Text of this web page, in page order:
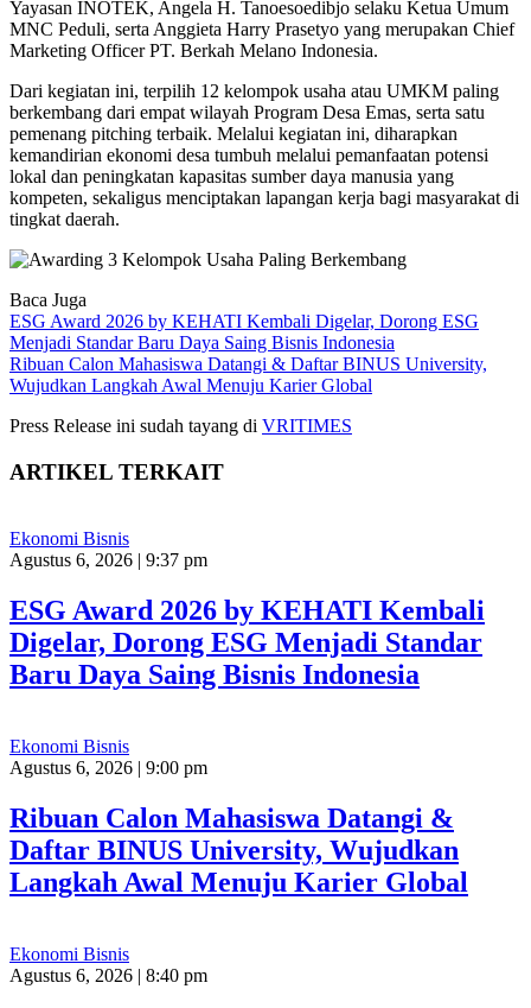
Yayasan INOTEK, Angela H. Tanoesoedibjo selaku Ketua Umum
MNC Peduli, serta Anggieta Harry Prasetyo yang merupakan Chief
Marketing Officer PT. Berkah Melano Indonesia.
Dari kegiatan ini, terpilih 12 kelompok usaha atau UMKM paling
berkembang dari empat wilayah Program Desa Emas, serta satu
pemenang pitching terbaik. Melalui kegiatan ini, diharapkan
kemandirian ekonomi desa tumbuh melalui pemanfaatan potensi
lokal dan peningkatan kapasitas sumber daya manusia yang
kompeten, sekaligus menciptakan lapangan kerja bagi masyarakat di
tingkat daerah.
Baca Juga
ESG Award 2026 by KEHATI Kembali Digelar, Dorong ESG
Menjadi Standar Baru Daya Saing Bisnis Indonesia
Ribuan Calon Mahasiswa Datangi & Daftar BINUS University,
Wujudkan Langkah Awal Menuju Karier Global
Press Release ini sudah tayang di VRITIMES
ARTIKEL TERKAIT
Ekonomi Bisnis
Agustus 6, 2026 | 9:37 pm
ESG Award 2026 by KEHATI Kembali
Digelar, Dorong ESG Menjadi Standar
Baru Daya Saing Bisnis Indonesia
Ekonomi Bisnis
Agustus 6, 2026 | 9:00 pm
Ribuan Calon Mahasiswa Datangi &
Daftar BINUS University, Wujudkan
Langkah Awal Menuju Karier Global
Ekonomi Bisnis
Agustus 6, 2026 | 8:40 pm